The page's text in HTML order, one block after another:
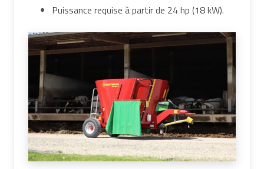
Puissance requise à partir de 24 hp (18 kW).